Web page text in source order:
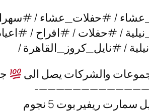
/ #حفلات_عشاء /
/ #حفلات / #افراح /
/ #نايل_كروز_القاهرة /
والشركات يصل الى
سمارت ريفير بوت 5 نجوم